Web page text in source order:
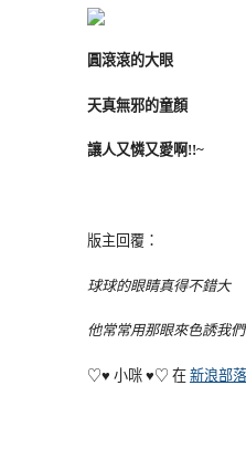
圓滾滾的大眼
天真無邪的童顏
讓人又憐又愛啊!!~
版主回覆：
球球的眼睛真得不錯大
他常常用那眼來色誘我們
♡♥ 小咪 ♥♡ 在 新浪部落